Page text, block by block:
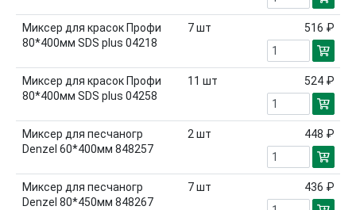
Миксер для красок Профи
80*400мм SDS plus 04218
7шт 516 ₽
Миксер для красок Профи
80*400мм SDS plus 04258
11 шт 524 ₽
Миксер для песчаногр
Denzel 60*400мм 848257
2шт 448 ₽
Миксер для песчаногр
Denzel 80*450мм 848267
7шт 436 ₽